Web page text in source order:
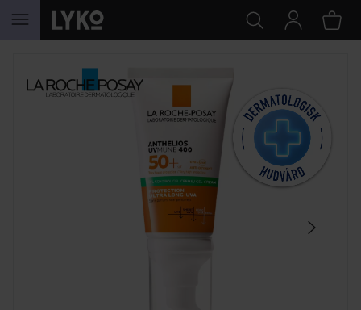
HOPPA TILL INNEHÅLLET
HOPPA ÖVER SEKTIONEN